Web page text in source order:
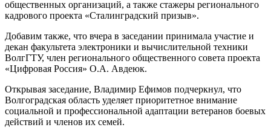
общественных организаций, а также стажеры регионального
кадрового проекта «Сталинградский призыв».
Добавим также, что вчера в заседании принимала участие и
декан факультета электроники и вычислительной техники
ВолгГТУ, член регионального общественного совета проекта
«Цифровая Россия» О.А. Авдеюк.
Открывая заседание, Владимир Ефимов подчеркнул, что
Волгоградская область уделяет приоритетное внимание
социальной и профессиональной адаптации ветеранов боевых
действий и членов их семей.